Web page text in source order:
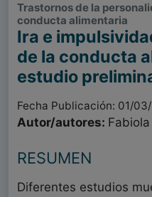
Trastornos de la
conducta alimentaria
Ira e
de la conducta
estudio
Fecha Publicación: 01/
Autor/autores:
RESUMEN
Diferentes estudios